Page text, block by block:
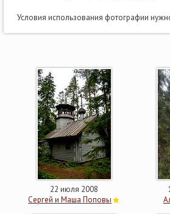
Условия использования фотографии
22 июля 2008
Сергей и Маша Поповы